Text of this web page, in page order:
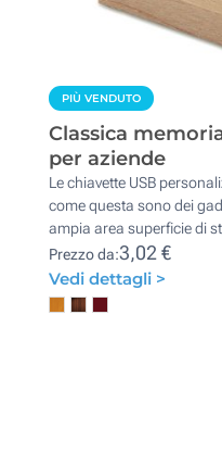
PIÙ VENDUTO
Classica
per aziende
Le chiavette USB
come questa sono dei
ampia area superficie di
Prezzo da:3,02 €
Vedi dettagli >